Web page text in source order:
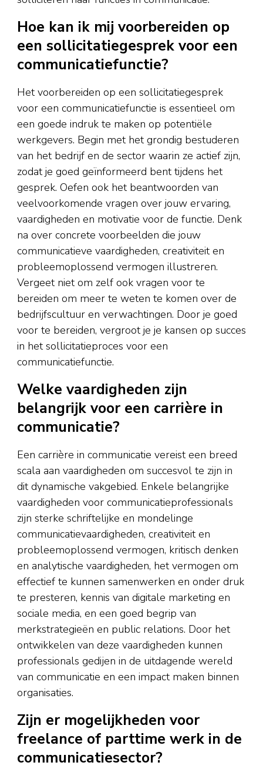
Hoe kan ik mij voorbereiden op
een sollicitatiegesprek voor een
communicatiefunctie?
Het voorbereiden op een sollicitatiegesprek
voor een communicatiefunctie is essentieel om
een goede indruk te maken op potentiële
werkgevers. Begin met het grondig bestuderen
van het bedrijf en de sector waarin ze actief zijn,
zodat je goed geïnformeerd bent tijdens het
gesprek. Oefen ook het beantwoorden van
veelvoorkomende vragen over jouw ervaring,
vaardigheden en motivatie voor de functie. Denk
na over concrete voorbeelden die jouw
communicatieve vaardigheden, creativiteit en
probleemoplossend vermogen illustreren.
Vergeet niet om zelf ook vragen voor te
bereiden om meer te weten te komen over de
bedrijfscultuur en verwachtingen. Door je goed
voor te bereiden, vergroot je je kansen op succes
in het sollicitatieproces voor een
communicatiefunctie.
Welke vaardigheden zijn
belangrijk voor een carrière in
communicatie?
Een carrière in communicatie vereist een breed
scala aan vaardigheden om succesvol te zijn in
dit dynamische vakgebied. Enkele belangrijke
vaardigheden voor communicatieprofessionals
zijn sterke schriftelijke en mondelinge
communicatievaardigheden, creativiteit en
probleemoplossend vermogen, kritisch denken
en analytische vaardigheden, het vermogen om
effectief te kunnen samenwerken en onder druk
te presteren, kennis van digitale marketing en
sociale media, en een goed begrip van
merkstrategieën en public relations. Door het
ontwikkelen van deze vaardigheden kunnen
professionals gedijen in de uitdagende wereld
van communicatie en een impact maken binnen
organisaties.
Zijn er mogelijkheden voor
freelance of parttime werk in de
communicatiesector?